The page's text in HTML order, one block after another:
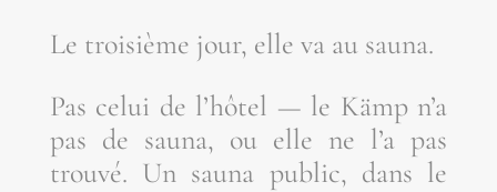
Le troi­sième jour, elle va au sauna.
Pas celui de l’hôtel — le Kämp n’a
pas de sau­na, ou elle ne l’a pas
trou­vé. Un sau­na public, dans le